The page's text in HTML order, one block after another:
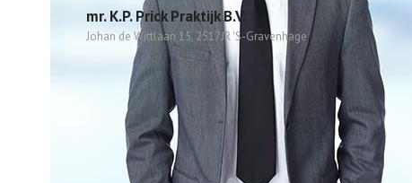
mr. K.P. Prick Praktijk B.V.
Johan de Wittlaan 15, 2517JR 'S-Gravenhage